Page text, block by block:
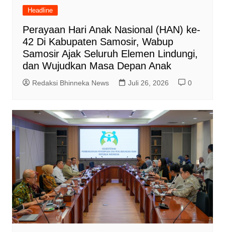
Headline
Perayaan Hari Anak Nasional (HAN) ke-
42 Di Kabupaten Samosir, Wabup
Samosir Ajak Seluruh Elemen Lindungi,
dan Wujudkan Masa Depan Anak
Redaksi Bhinneka News Juli 26, 2026 0